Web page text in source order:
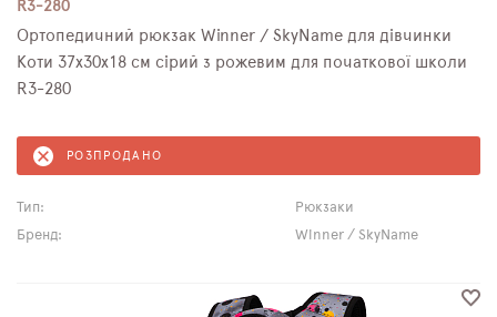
R3-280
Ортопедичний рюкзак Winner / SkyName для дівчинки
Коти 37х30х18 см сірий з рожевим для початкової школи
R3-280
РОЗПРОДАНО
Тип:
Рюкзаки
Бренд:
Winner / SkyName